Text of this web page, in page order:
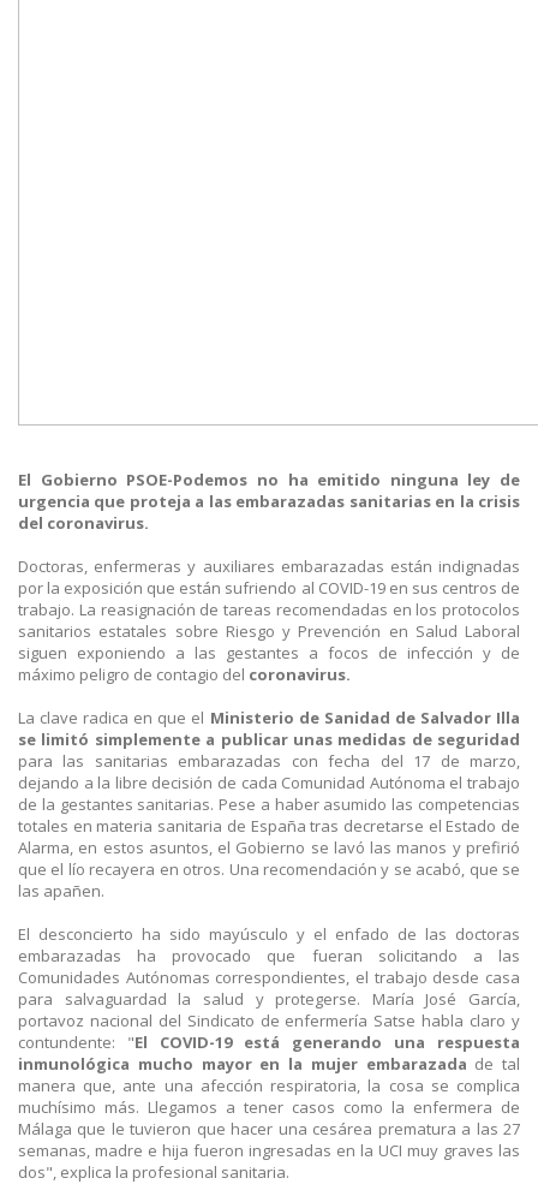
El Gobierno PSOE-Podemos no ha emitido ninguna ley de
urgencia que proteja a las embarazadas sanitarias en la crisis
del coronavirus.
Doctoras, enfermeras y auxiliares embarazadas están indignadas
por la exposición que están sufriendo al COVID-19 en sus centros de
trabajo. La reasignación de tareas recomendadas en los protocolos
sanitarios estatales sobre Riesgo y Prevención en Salud Laboral
siguen exponiendo a las gestantes a focos de infección y de
máximo peligro de contagio del coronavirus.
La clave radica en que el Ministerio de Sanidad de Salvador Illa
se limitó simplemente a publicar unas medidas de seguridad
para las sanitarias embarazadas con fecha del 17 de marzo,
dejando a la libre decisión de cada Comunidad Autónoma el trabajo
de la gestantes sanitarias. Pese a haber asumido las competencias
totales en materia sanitaria de España tras decretarse el Estado de
Alarma, en estos asuntos, el Gobierno se lavó las manos y prefirió
que el lío recayera en otros. Una recomendación y se acabó, que se
las apañen.
El desconcierto ha sido mayúsculo y el enfado de las doctoras
embarazadas ha provocado que fueran solicitando a las
Comunidades Autónomas correspondientes, el trabajo desde casa
para salvaguardad la salud y protegerse. María José García,
portavoz nacional del Sindicato de enfermería Satse habla claro y
contundente: "El COVID-19 está generando una respuesta
inmunológica mucho mayor en la mujer embarazada de tal
manera que, ante una afección respiratoria, la cosa se complica
muchísimo más. Llegamos a tener casos como la enfermera de
Málaga que le tuvieron que hacer una cesárea prematura a las 27
semanas, madre e hija fueron ingresadas en la UCI muy graves las
dos", explica la profesional sanitaria.